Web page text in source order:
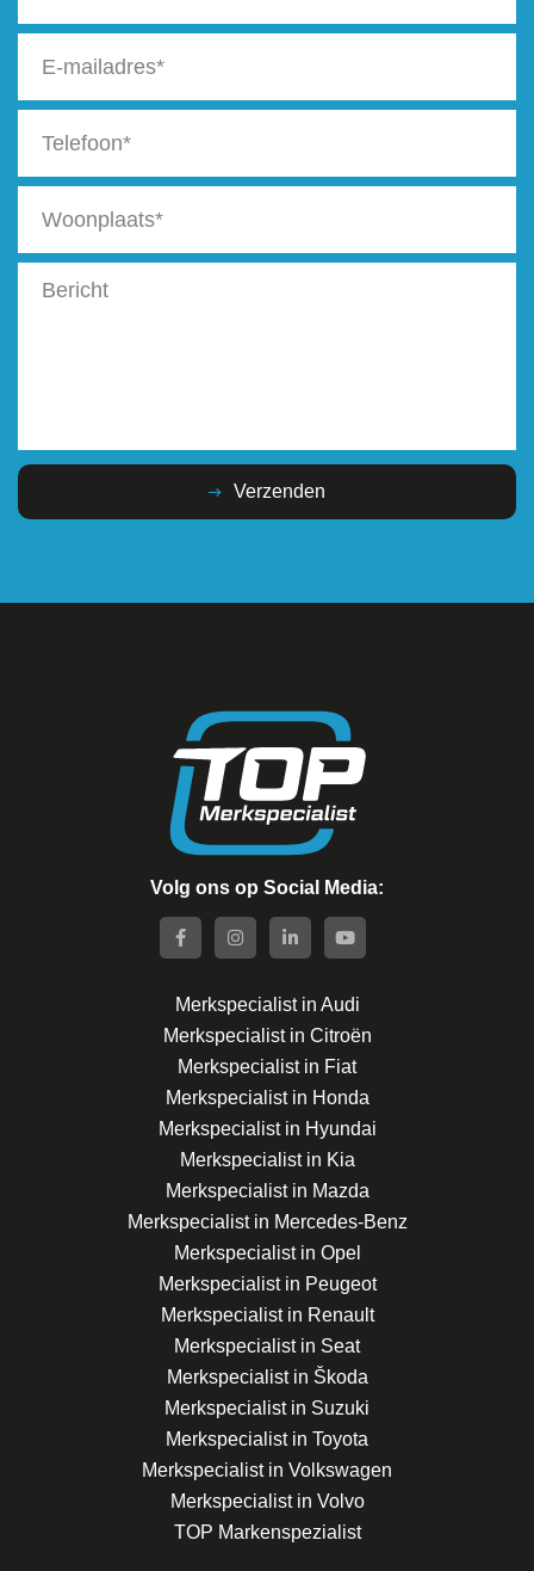
Verzenden
Volg ons op Social Media:
Merkspecialist in Audi
Merkspecialist in Citroën
Merkspecialist in Fiat
Merkspecialist in Honda
Merkspecialist in Hyundai
Merkspecialist in Kia
Merkspecialist in Mazda
Merkspecialist in Mercedes-Benz
Merkspecialist in Opel
Merkspecialist in Peugeot
Merkspecialist in Renault
Merkspecialist in Seat
Merkspecialist in Škoda
Merkspecialist in Suzuki
Merkspecialist in Toyota
Merkspecialist in Volkswagen
Merkspecialist in Volvo
TOP Markenspezialist